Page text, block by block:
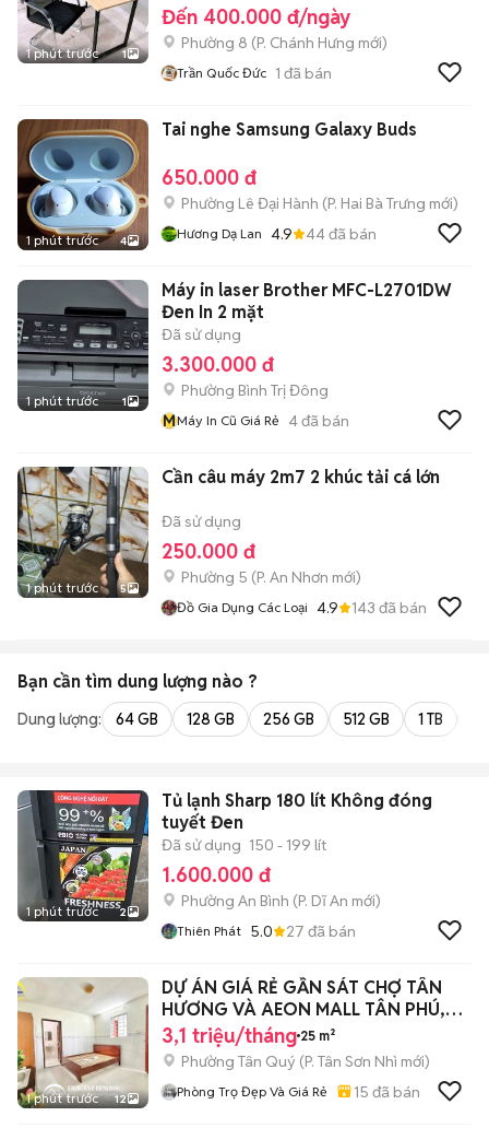
1 phút trước 1
Đến 400.000 đ/ngày
Phường 8 (P. Chánh Hưng mới)
Trần Quốc Đức 1 đã bán
1 phút trước 4
Tai nghe Samsung Galaxy Buds
650.000 đ
Phường Lê Đại Hành (P. Hai Bà Trưng mới)
Hương Dạ Lan 4.9 44đã bán
1 phút trước 1
Máy in laser Brother MFC-L2701DW
Đen In 2 mặt
Đã sử dụng
3.300.000 đ
Phường Bình Trị Đông
MMáy In Cũ Giá Rẻ 4đã bán
1 phút trước 5
Cần câu máy 2m7 2 khúc tải cá lớn
Đã sử dụng
250.000 đ
Phường 5 (P. An Nhơn mới)
Đồ Gia Dụng Các Loại 4.9 143 đã bán
Bạn cần tìm dung lượng nào ?
Dung lượng: 64 GB 128 GB 256 GB 512 GB 1 TB
1 phút trước 2
Tủ lạnh Sharp 180 lít Không đóng
tuyết Đen
Đã sử dụng 150 - 199 lít
1.600.000 đ
Phường An Bình (P. Dĩ An mới)
Thiên Phát 5.0 27 đã bán
1 phút trước 12
DỰ ÁN GIÁ RẺ GẦN SÁT CHỢ TÂN
HƯƠNG VÀ AEON MALL TÂN PHÚ,
QUA HUIT 5P
3,1 triệu/tháng 25 m²
Phường Tân Quý (P. Tân Sơn Nhì mới)
Phòng Trọ Đẹp Và Giá Rẻ 15 đã bán